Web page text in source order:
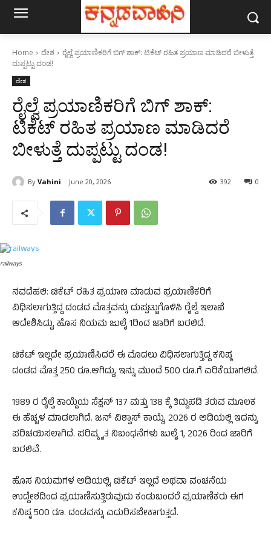
Home ದೇಶ
ರೈಲ್ವೆ ಪ್ರಯಾಣಿಕರಿಗೆ ಬಿಗ್ ಶಾಕ್: ಟಿಕೆಟ್ ರಹಿತ ಪ್ರಯಾಣ ಮಾಡಿದರೆ ಬೀಳುತ್ತೆ
ದುಪ್ಪಟ್ಟು ದಂಡ!
ದೇಶ
ರೈಲ್ವೆ ಪ್ರಯಾಣಿಕರಿಗೆ ಬಿಗ್ ಶಾಕ್:
ಟಿಕೆಟ್ ರಹಿತ ಪ್ರಯಾಣ ಮಾಡಿದರೆ
ಬೀಳುತ್ತೆ ದುಪ್ಪಟ್ಟು ದಂಡ!
By Vahini June 20, 2026 0
392
railways
ನವದೆಹಲಿ: ಟಿಕೆಟ್ ರಹಿತ ಪ್ರಯಾಣ ಮಾಡುವ ಪ್ರಯಾಣಿಕರಿಗೆ
ವಿಧಿಸಲಾಗುತ್ತಿದ್ದ ದಂಡದ ಮೊತ್ತವನ್ನು ದುಪ್ಪಟ್ಟುಗೊಳಿಸಿ ರೈಲ್ವೆ ಇಲಾಖೆ
ಆದೇಶಿಸಿದ್ದು, ಹೊಸ ನಿಯಮ ಜುಲೈ 1ರಿಂದ ಜಾರಿಗೆ ಬರಲಿದೆ.
ಟಿಕೆಟ್ ಇಲ್ಲದೇ ಪ್ರಯಾಣಿಸಿದರೆ ಈ ಮೊದಲು ವಿಧಿಸಲಾಗುತ್ತಿದ್ದ ಕನಿಷ್ಠ
ದಂಡದ ಮೊತ್ತ 250 ರೂ.ಆಗಿದ್ದು, ಇನ್ನು ಮುಂದೆ 500 ರೂ.ಗೆ ಏರಿಕೆಯಾಗಲಿದೆ.
1989 ರ ರೈಲ್ವೆ ಕಾಯ್ದೆಯ ಸೆಕ್ಷನ್ 137 ಮತ್ತು 138 ಕ್ಕೆ ತಿದ್ದುಪಡಿ ತರುವ ಮೂಲಕ
ಈ ಹೆಚ್ಚಳ ಮಾಡಲಾಗಿದೆ. ಜನ್ ವಿಶ್ವಾಸ್ ಕಾಯ್ದೆ, 2026 ರ ಅಡಿಯಲ್ಲಿ ಇದನ್ನು
ಪರಿಚಯಿಸಲಾಗಿದೆ. ಪರಿಷ್ಕೃತ ನಿಬಂಧನೆಗಳು ಜುಲೈ 1, 2026 ರಿಂದ ಜಾರಿಗೆ
ಬರಲಿವೆ.
ಹೊಸ ನಿಯಮಗಳ ಅಡಿಯಲ್ಲಿ, ಟಿಕೆಟ್ ಇಲ್ಲದೆ ಅಥವಾ ವಂಚನೆಯ
ಉದ್ದೇಶದಿಂದ ಪ್ರಯಾಣಿಸುತ್ತಿರುವುದು ಕಂಡುಬಂದರೆ ಪ್ರಯಾಣಿಕರು ಈಗ
ಕನಿಷ್ಠ 500 ರೂ. ದಂಡವನ್ನು ಎದುರಿಸಬೇಕಾಗುತ್ತದೆ.